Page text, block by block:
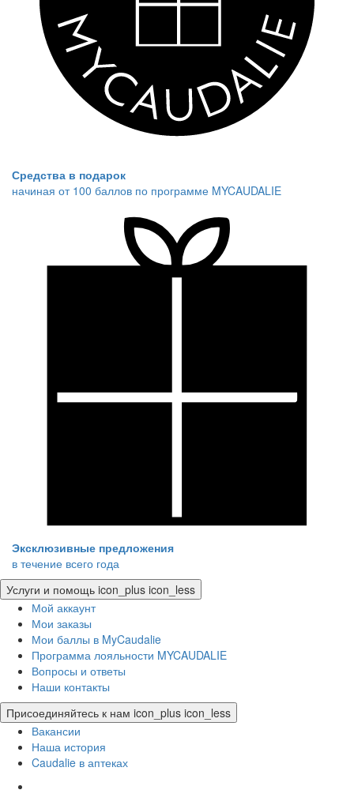
Средства в подарок
начиная от 100 баллов по программе MYCAUDALIE
Эксклюзивные предложения
в течение всего года
Услуги и помощь icon_plus icon_less
Мой аккаунт
Мои заказы
Мои баллы в MyCaudalie
Программа лояльности MYCAUDALIE
Вопросы и ответы
Наши контакты
Присоединяйтесь к нам icon_plus icon_less
Вакансии
Наша история
Caudalie в аптеках